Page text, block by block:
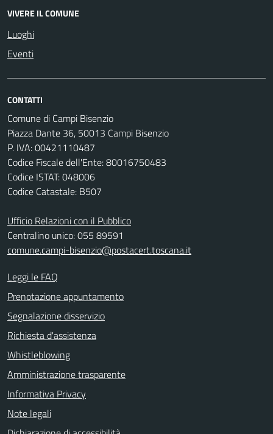
VIVERE IL COMUNE
Luoghi
Eventi
CONTATTI
Comune di Campi Bisenzio
Piazza Dante 36, 50013 Campi Bisenzio
P. IVA: 00421110487
Codice Fiscale dell'Ente: 80016750483
Codice ISTAT: 048006
Codice Catastale: B507
Ufficio Relazioni con il Pubblico
Centralino unico: 055 89591
comune.campi-bisenzio@postacert.toscana.it
Leggi le FAQ
Prenotazione appuntamento
Segnalazione disservizio
Richiesta d'assistenza
Whistleblowing
Amministrazione trasparente
Informativa Privacy
Note legali